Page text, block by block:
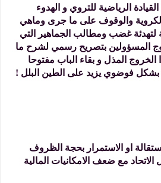
الرياضية للتروي و الهدوء
الكروية والوقوف على ما جرى وماهي
لتهدئة غضب ومطالب الجماهير التي
المسؤولين بتصريح رسمي لشرح ما
المذل و بقاء الباب مفتوحا
بشكل فوضوي يزيد على الطين البلل !
او الاستمرار بحجة الظروف
الاتحاد مع ضعف الامكانيات المالية